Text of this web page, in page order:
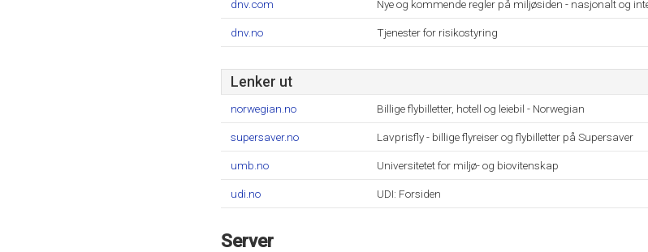
dnv.com Nye og kommende regler på miljøsiden - nasjonalt og
dnv.no Tjenester for risikostyring
Lenker ut
norwegian.no Billige flybilletter, hotell og leiebil - Norwegian
supersaver.no Lavprisfly - billige flyreiser og flybilletter på Supersaver
umb.no Universitetet for miljø- og biovitenskap
udi.no UDI: Forsiden
Server